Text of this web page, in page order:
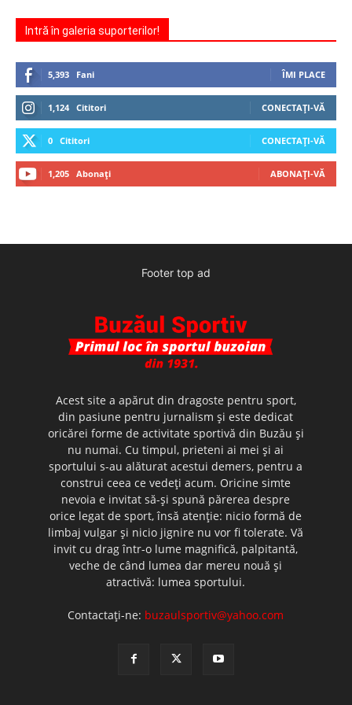
Intră în galeria suporterilor!
5,393 Fani ÎMI PLACE
1,124 Cititori CONECTAȚI-VĂ
0 Cititori CONECTAȚI-VĂ
1,205 Abonați ABONAȚI-VĂ
Footer top ad
Acest site a apărut din dragoste pentru sport,
din pasiune pentru jurnalism şi este dedicat
oricărei forme de activitate sportivă din Buzău şi
nu numai. Cu timpul, prieteni ai mei şi ai
sportului s-au alăturat acestui demers, pentru a
construi ceea ce vedeţi acum. Oricine simte
nevoia e invitat să-şi spună părerea despre
orice legat de sport, însă atenţie: nicio formă de
limbaj vulgar şi nicio jignire nu vor fi tolerate. Vă
invit cu drag într-o lume magnifică, palpitantă,
veche de când lumea dar mereu nouă şi
atractivă: lumea sportului.
Contactați-ne: buzaulsportiv@yahoo.com